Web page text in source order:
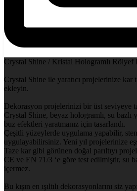
Crystal Shine / Kristal Hologramlı Rölyef
Crystal Shine ile yaratıcı projelerinize kar
ekleyin.
Dekorasyon projelerinizi bir üst seviyeye
Crystal Shine, beyaz hologramlı, su bazlı
buz efektleri yaratmanız için tasarlandı.
Çeşitli yüzeylerde uygulama yapabilir,
uygulayabilirsiniz. Yeni yıl projelerinize
Taze kar gibi görünen doğal parıltıyı
CE ve EN 71/3 ‘e göre test edilmiştir, su
içermez.
Bu kışın en ışıltılı dekorasyonlarını siz